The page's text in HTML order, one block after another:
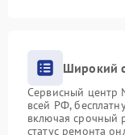
Широкий
Сервисный центр
всей РФ,
включая срочный
статус ремонта